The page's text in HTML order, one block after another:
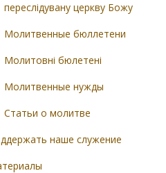
переслідувану церкву Божу
Молитвенные бюллетени
Молитовні бюлетені
Молитвенные нужды
Статьи о молитве
наше служение